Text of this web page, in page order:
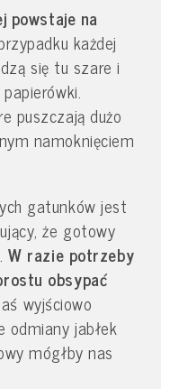
powstaje na
każdej
się tu szare i
puszczają dużo
namoknięciem
gatunków jest
że gotowy
W razie potrzeby
obsypać
wyjściowo
odmiany jabłek
mógłby nas